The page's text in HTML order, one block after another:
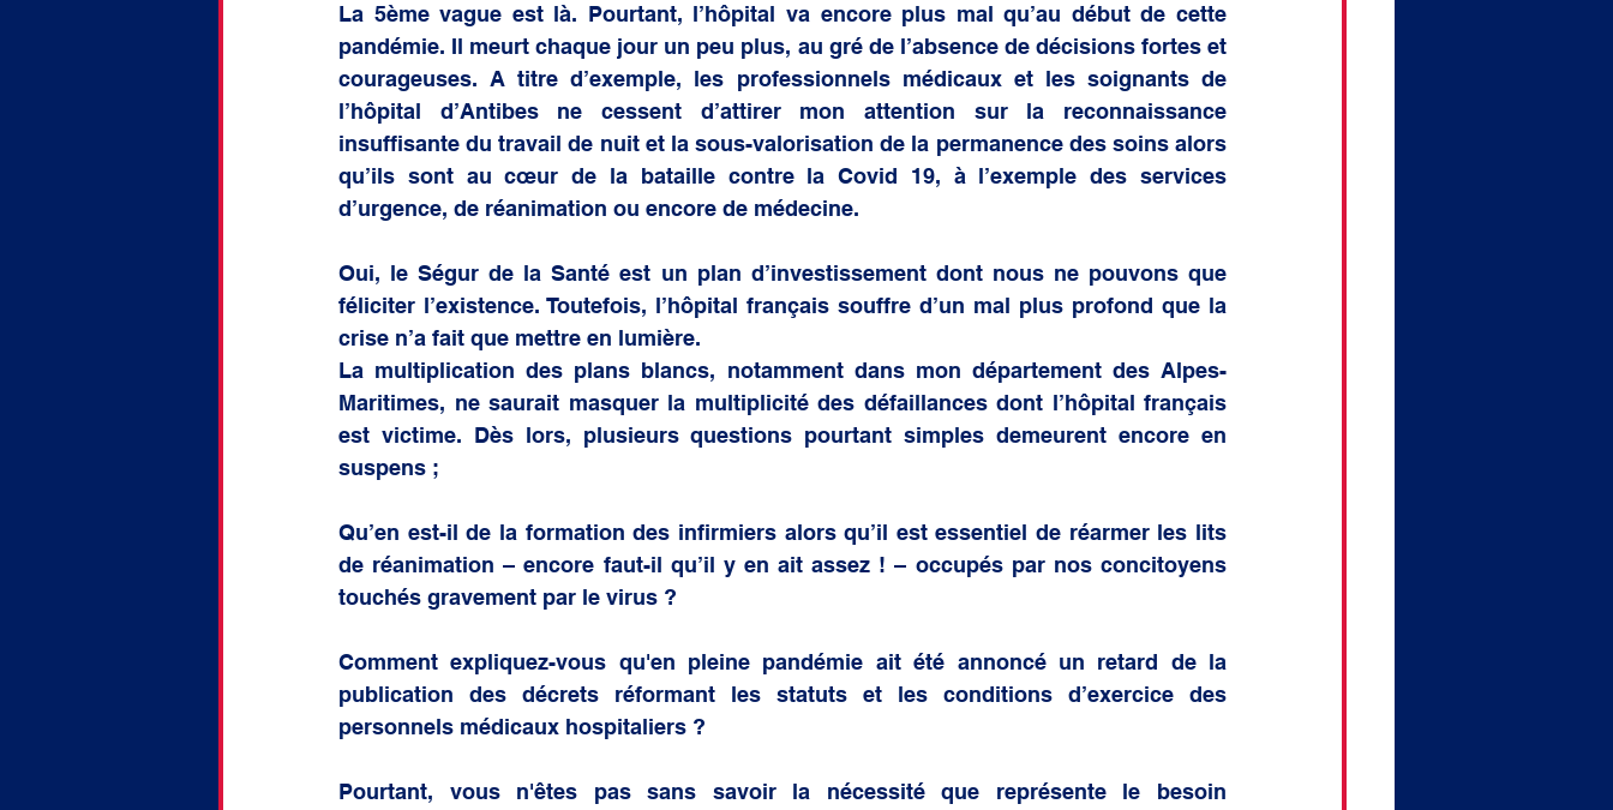
La 5ème vague est là. Pourtant, l’hôpital va encore plus mal qu’au début de cette
pandémie. Il meurt chaque jour un peu plus, au gré de l’absence de décisions fortes et
courageuses. A titre d’exemple, les professionnels médicaux et les soignants de
l’hôpital d’Antibes ne cessent d’attirer mon attention sur la reconnaissance
insuffisante du travail de nuit et la sous-valorisation de la permanence des soins alors
qu’ils sont au cœur de la bataille contre la Covid 19, à l’exemple des services
d’urgence, de réanimation ou encore de médecine.
Oui, le Ségur de la Santé est un plan d’investissement dont nous ne pouvons que
féliciter l’existence. Toutefois, l’hôpital français souffre d’un mal plus profond que la
crise n’a fait que mettre en lumière.
La multiplication des plans blancs, notamment dans mon département des Alpes-
Maritimes, ne saurait masquer la multiplicité des défaillances dont l’hôpital français
est victime. Dès lors, plusieurs questions pourtant simples demeurent encore en
suspens ;
Qu’en est-il de la formation des infirmiers alors qu’il est essentiel de réarmer les lits
de réanimation – encore faut-il qu’il y en ait assez ! – occupés par nos concitoyens
touchés gravement par le virus ?
Comment expliquez-vous qu'en pleine pandémie ait été annoncé un retard de la
publication des décrets réformant les statuts et les conditions d’exercice des
personnels médicaux hospitaliers ?
Pourtant, vous n'êtes pas sans savoir la nécessité que représente le besoin